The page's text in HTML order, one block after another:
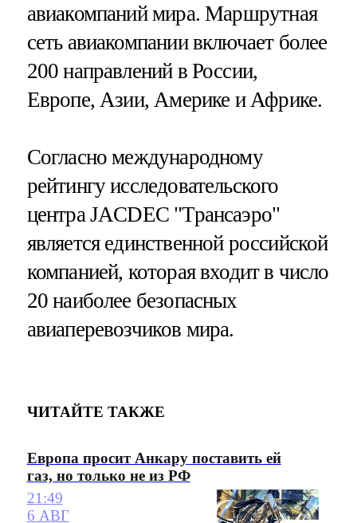
авиакомпаний мира. Маршрутная
сеть авиакомпании включает более
200 направлений в России,
Европе, Азии, Америке и Африке.
Согласно международному
рейтингу исследовательского
центра JACDEС "Трансаэро"
является единственной российской
компанией, которая входит в число
20 наиболее безопасных
авиаперевозчиков мира.
ЧИТАЙТЕ ТАКЖЕ
Европа просит Анкару поставить ей
газ, но только не из РФ
21:49
6 АВГ